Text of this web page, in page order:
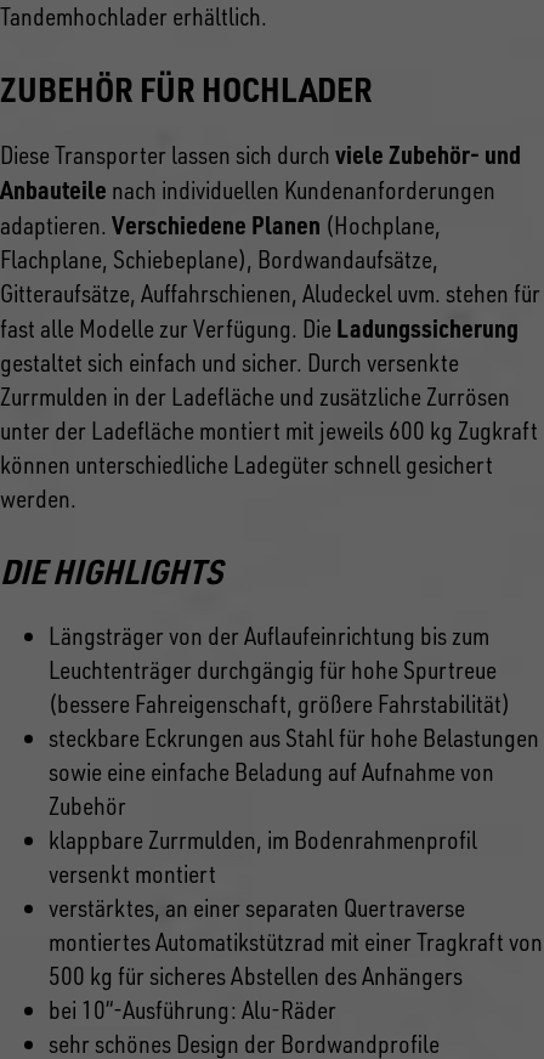
Tandemhochlader erhältlich.
ZUBEHÖR FÜR HOCHLADER
Diese Transporter lassen sich durch viele Zubehör- und
Anbauteile nach individuellen Kundenanforderungen
adaptieren. Verschiedene Planen (Hochplane,
Flachplane, Schiebeplane), Bordwandaufsätze,
Gitteraufsätze, Auffahrschienen, Aludeckel uvm. stehen für
fast alle Modelle zur Verfügung. Die Ladungssicherung
gestaltet sich einfach und sicher. Durch versenkte
Zurrmulden in der Ladefläche und zusätzliche Zurrösen
unter der Ladefläche montiert mit jeweils 600 kg Zugkraft
können unterschiedliche Ladegüter schnell gesichert
werden.
DIE HIGHLIGHTS
Längsträger von der Auflaufeinrichtung bis zum
Leuchtenträger durchgängig für hohe Spurtreue
(bessere Fahreigenschaft, größere Fahrstabilität)
steckbare Eckrungen aus Stahl für hohe Belastungen
sowie eine einfache Beladung auf Aufnahme von
Zubehör
klappbare Zurrmulden, im Bodenrahmenprofil
versenkt montiert
verstärktes, an einer separaten Quertraverse
montiertes Automatikstützrad mit einer Tragkraft von
500 kg für sicheres Abstellen des Anhängers
bei 10“-Ausführung: Alu-Räder
sehr schönes Design der Bordwandprofile